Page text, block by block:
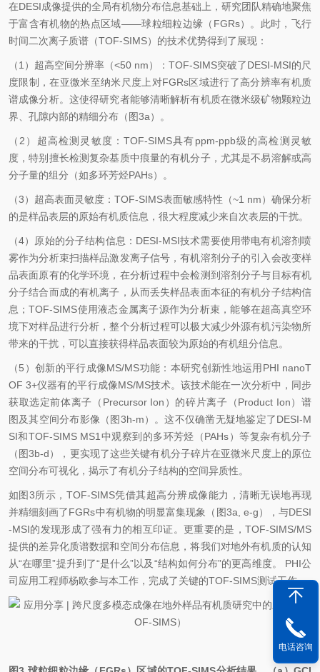
在DESI成像提供的全局有机物分布信息基础上，研究团队精确地聚焦
于富含有机物的热点区域——球粒细粒边缘（FGRs）。此时，飞行
时间二次离子质谱（TOF-SIMS）的技术优势得到了展现：
（1）超高空间分辨率（<50 nm）：TOF-SIMS突破了DESI-MSI的尺
度限制，在亚微米至纳米尺度上对FGRs区域进行了高分辨率有机质
谱成像分析。这使得研究者能够清晰解析有机质在微米级矿物颗粒边
界、孔隙内部的精细分布（图3a）。
（2）超高检测灵敏度：TOF-SIMS具有ppm-ppb级的高检测灵敏
度，特别擅长检测复杂基质中痕量的有机分子，尤其是不易溶解或高
分子量的组分（如多环芳烃PAHs）。
（3）超高表面灵敏度：TOF-SIMS表面敏感特性（~1 nm）确保分析
的是样品表层的原始有机质信息，很大程度减少来自次表层的干扰。
（4）原始的分子结构信息：DESI-MSI技术需要使用带电有机溶剂喷
雾作为分析束扫描样品激发离子信号，有机溶剂分子的引入会改变样
品表面原有的化学环境，在分析过程中会检测到溶剂分子与目标有机
分子结合而成的有机离子，从而丢失样品表面本征的有机分子结构信
息；TOF-SIMS使用液态金属离子源作为分析束，能够在超高真空环
境下对样品进行分析，整个分析过程可以极大减少外源有机污染物所
带来的干扰，可以直接获得样品表面较为原始的有机组分信息。
（5）创新的平行成像MS/MS功能：本研究创新性地运用PHI nanoT
OF 3+仪器有的平行成像MS/MS技术。该技术能在一次分析中，同步
获取选定前体离子（Precursor Ion）的碎片离子（Product Ion）谱
图及其空间分布影像（图3h-m）。这不仅确凿无疑地鉴定了DESI-M
SI和TOF-SIMS MS1中观察到的多环芳烃（PAHs）等复杂有机分子
（图3b-d），更实现了这些关键有机分子碎片在亚微米尺度上的原位
空间分布可视化，揭示了有机分子结构的空间异质性。
如图3所示，TOF-SIMS凭借其超高分辨成像能力，清晰无误地再现
并精细刻画了FGRs中有机物的明显富集现象（图3a, e-g），与DESI
-MSI的发现形成了强有力的相互印证。更重要的是，TOF-SIMS/MS
提供的差异化质谱数据和空间分布信息，将我们对地外有机质的认知
从“在哪里”提升到了“是什么”以及“结构如何分布”的更高维度。 PHI公
司应用工程师杨欧参与本工作，完成了关键的TOF-SIMS测试工作。
电话咨询